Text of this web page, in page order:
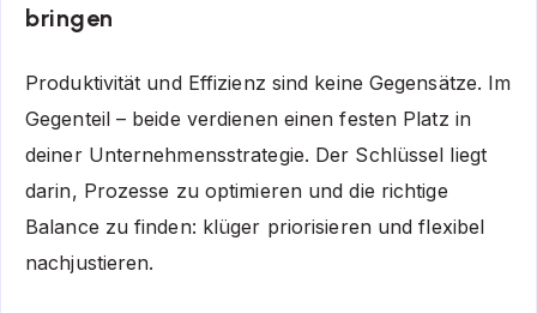
bringen
Produktivität und Effizienz sind keine Gegensätze. Im
Gegenteil – beide verdienen einen festen Platz in
deiner Unternehmensstrategie. Der Schlüssel liegt
darin, Prozesse zu optimieren und die richtige
Balance zu finden: klüger priorisieren und flexibel
nachjustieren.